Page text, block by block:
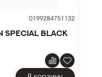
0199284751132
Special Black